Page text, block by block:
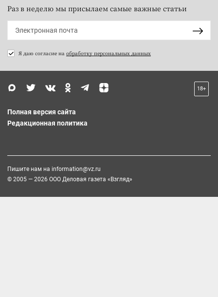
Раз в неделю мы присылаем самые важные статьи
Я даю согласие на обработку персональных данных
18+
Полная версия сайта
Редакционная политика
Пишите нам на information@vz.ru
© 2005 — 2026 ООО Деловая газета «Взгляд»